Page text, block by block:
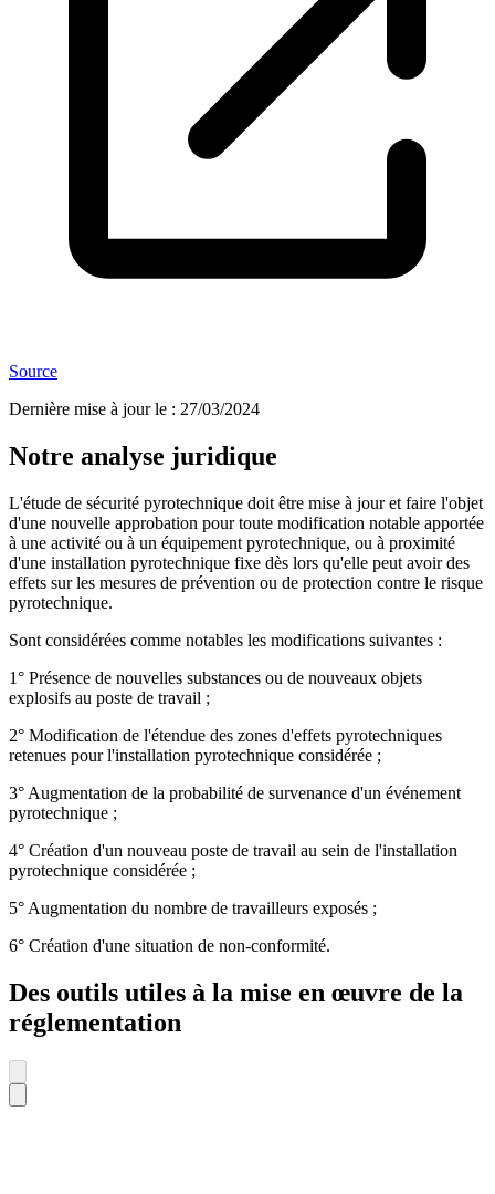
Source
Dernière mise à jour le : 27/03/2024
Notre analyse juridique
L'étude de sécurité pyrotechnique doit être mise à jour et faire l'objet
d'une nouvelle approbation pour toute modification notable apportée
à une activité ou à un équipement pyrotechnique, ou à proximité
d'une installation pyrotechnique fixe dès lors qu'elle peut avoir des
effets sur les mesures de prévention ou de protection contre le risque
pyrotechnique.
Sont considérées comme notables les modifications suivantes :
1° Présence de nouvelles substances ou de nouveaux objets
explosifs au poste de travail ;
2° Modification de l'étendue des zones d'effets pyrotechniques
retenues pour l'installation pyrotechnique considérée ;
3° Augmentation de la probabilité de survenance d'un événement
pyrotechnique ;
4° Création d'un nouveau poste de travail au sein de l'installation
pyrotechnique considérée ;
5° Augmentation du nombre de travailleurs exposés ;
6° Création d'une situation de non-conformité.
Des outils utiles à la mise en œuvre de la
réglementation